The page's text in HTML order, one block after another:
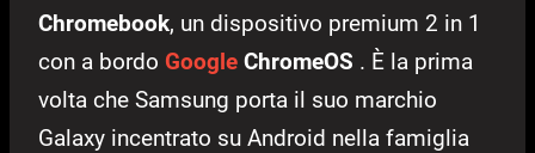
Chromebook, un dispositivo premium 2 in 1
con a bordo Google ChromeOS . È la prima
volta che Samsung porta il suo marchio
Galaxy incentrato su Android nella famiglia